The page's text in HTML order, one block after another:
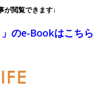
が閲覧できます↓
のe-Bookはこちら